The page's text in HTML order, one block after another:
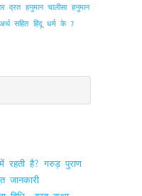
व्रत हनुमान चालीसा हनुमान
सहित हिंदू धर्म के 7
Escape
रहती है? गरुड़ पुराण
जानकारी